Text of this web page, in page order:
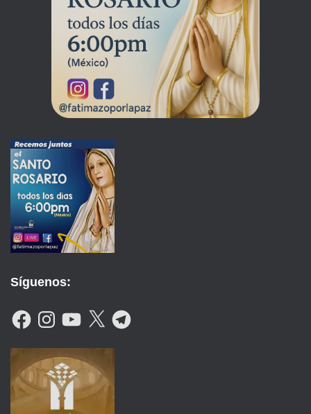
Síguenos:
F
A
B
K
N
A
G
R
M
Y
O
U
B
E
X
T
E
G